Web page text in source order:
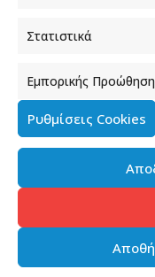
Στατιστικά
Εμπορικής
Ρυθμίσεις Cookies